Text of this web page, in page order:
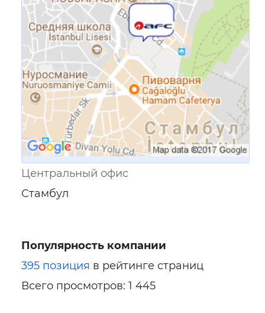
Ссылка для мобильных устройств
Центральный офис
Стамбул
Популярность компании
395 позиция в рейтинге страниц
Всего просмотров: 1 445